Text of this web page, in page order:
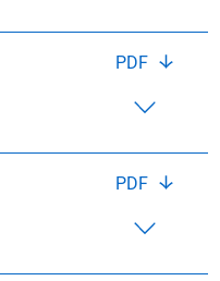
PDF
PDF